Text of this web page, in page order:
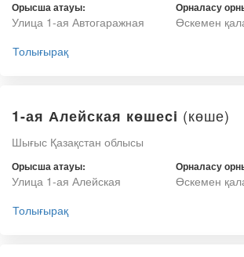
Орысша атауы:
Улица 1-ая Автогаражная
Орналасу
Өскемен
Толығырақ
1-ая Алейская көшеci (көше)
Шығыс Қазақстан облысы
Орысша атауы:
Улица 1-ая Алейская
Орналасу
Өскемен
Толығырақ